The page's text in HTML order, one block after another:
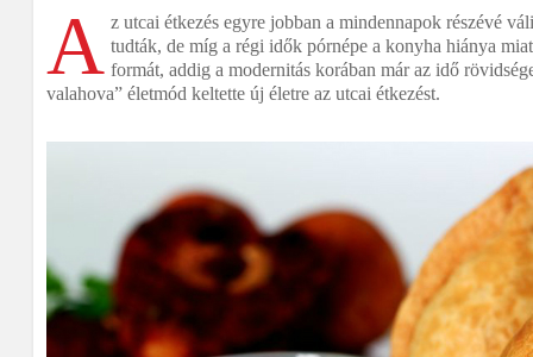
A z utcai étkezés egyre jobban a mindennapok részévé
tudták, de míg a régi idők pórnépe a konyha hiánya
formát, addig a modernitás korában már az idő
valahova” életmód keltette új életre az utcai étkezést.